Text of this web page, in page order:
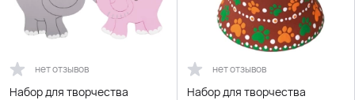
нет отзывов
Набор для творчества
нет отзывов
Набор для творчества